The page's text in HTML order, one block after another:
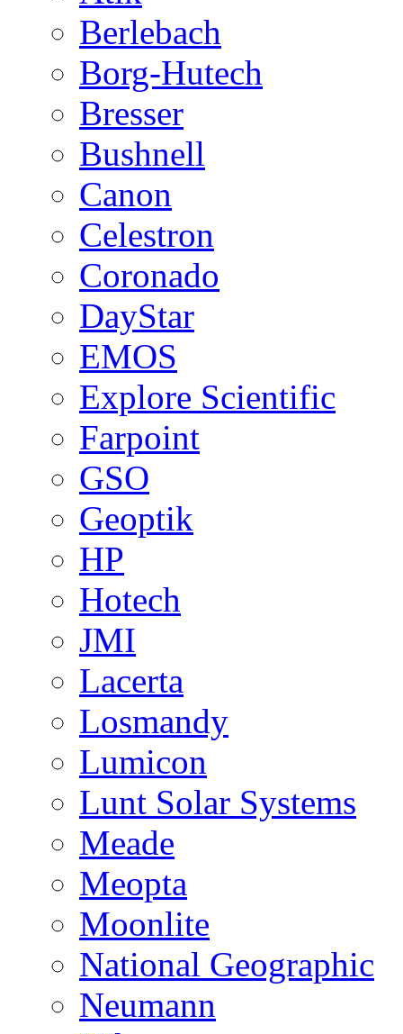
Berlebach
Borg-Hutech
Bresser
Bushnell
Canon
Celestron
Coronado
DayStar
EMOS
Explore Scientific
Farpoint
GSO
Geoptik
HP
Hotech
JMI
Lacerta
Losmandy
Lumicon
Lunt Solar Systems
Meade
Meopta
Moonlite
National Geographic
Neumann